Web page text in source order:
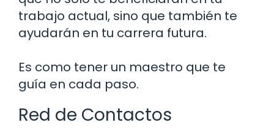
trabajo actual, sino que también te
ayudarán en tu carrera futura.
Es como tener un maestro que te
guía en cada paso.
Red de Contactos